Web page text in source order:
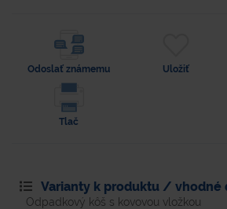
Odoslať známemu Uložiť
Tlač
Varianty k produktu / vhodné
Odpadkový kôš s kovovou vložkou